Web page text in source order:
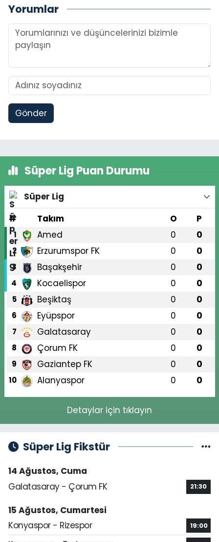
Yorumlar
Gönder
Süper Lig Puan Durumu
Süper Lig
#
Takım O P
1 Amed 0 0
2 Erzurumspor FK 0 0
3 Başakşehir 0 0
4 Kocaelispor 0 0
5 Beşiktaş 0 0
6 Eyüpspor 0 0
7 Galatasaray 0 0
8 Çorum FK 0 0
9 Gaziantep FK 0 0
10 Alanyaspor 0 0
Detaylar için tıklayın
Süper Lig Fikstür
14 Ağustos, Cuma
Galatasaray - Çorum FK
21:30
15 Ağustos, Cumartesi
Konyaspor - Rizespor
19:00